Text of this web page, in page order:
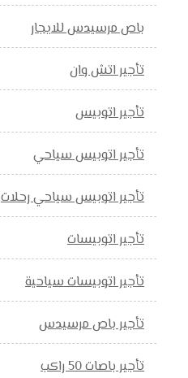
باص مرسيدس للايجار
تأجير اتش وان
تأجير اتوبيس
تأجير اتوبيس سياحي
تأجير اتوبيس سياحي رحلات
تأجير اتوبيسات
تأجير اتوبيسات سياحية
تأجير باص مرسيدس
تأجير باصات 50 راكب